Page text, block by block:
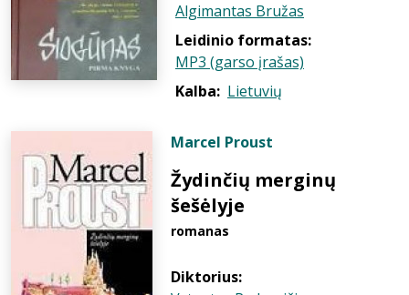
Algimantas Bružas
Leidinio formatas:
MP3 (garso įrašas)
Kalba: Lietuvių
Marcel Proust
Žydinčių merginų
šešėlyje
romanas
Diktorius: